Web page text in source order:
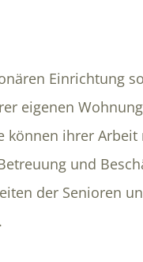
Einrichtung
eigenen
können ihrer Arbeit
und
der Senioren